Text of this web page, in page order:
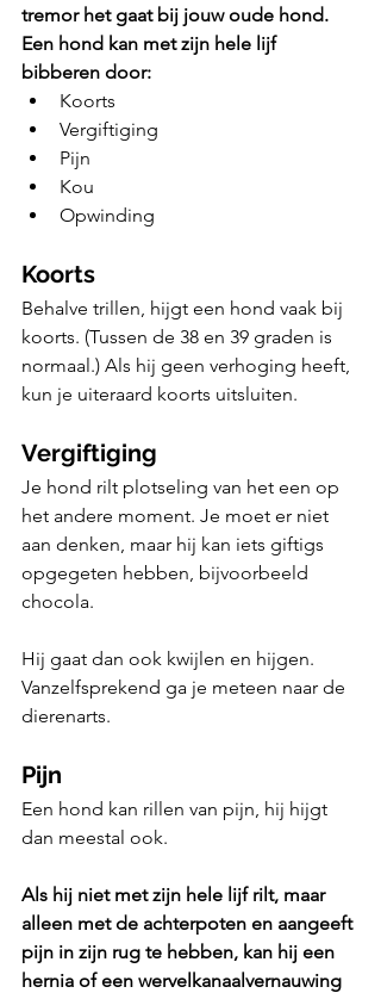
tremor het gaat bij jouw oude hond.
Een hond kan met zijn hele lijf
bibberen door:
Koorts
Vergiftiging
Pijn
Kou
Opwinding
Koorts
Behalve trillen, hijgt een hond vaak bij
koorts. (Tussen de 38 en 39 graden is
normaal.) Als hij geen verhoging heeft,
kun je uiteraard koorts uitsluiten.
Vergiftiging
Je hond rilt plotseling van het een op
het andere moment. Je moet er niet
aan denken, maar hij kan iets giftigs
opgegeten hebben, bijvoorbeeld
chocola.
Hij gaat dan ook kwijlen en hijgen.
Vanzelfsprekend ga je meteen naar de
dierenarts.
Pijn
Een hond kan rillen van pijn, hij hijgt
dan meestal ook.
Als hij niet met zijn hele lijf rilt, maar
alleen met de achterpoten en aangeeft
pijn in zijn rug te hebben, kan hij een
hernia of een wervelkanaalvernauwing